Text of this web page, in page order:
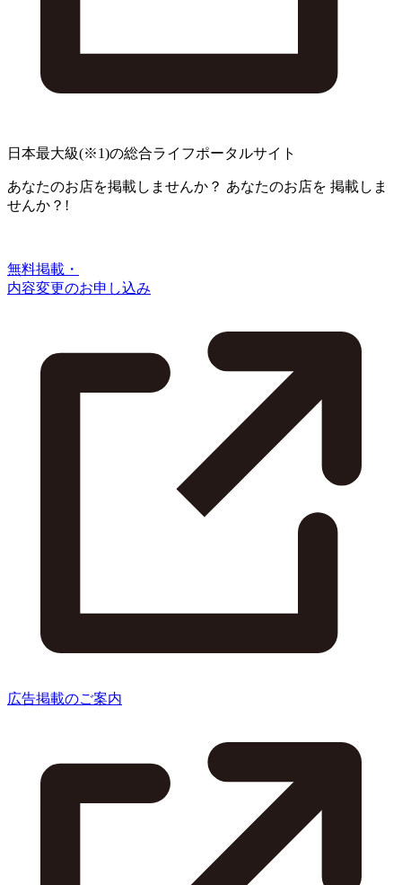
日本最大級(※1)の総合ライフポータルサイト
あなたのお店を掲載しませんか？ あなたのお店を 掲載しま
せんか？!
無料掲載・
内容変更のお申し込み
広告掲載のご案内